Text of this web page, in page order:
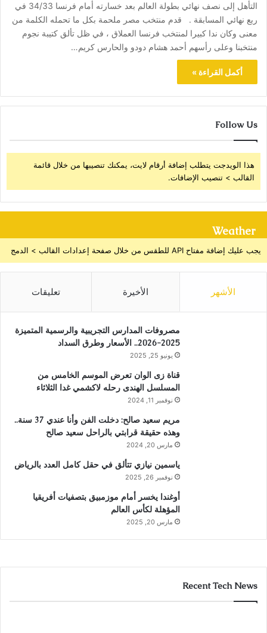
التأهل إلى نصف نهائي بطولة العالم بعد خسارته أمام فرنسا 34/33 في
ربع نهائي المسابقة . قدم منتخب مصر ملحمة بكل ما تحمله الكلمة من
معنى وكان ندا كبيرا لمنتخب فرنسا العملاق ، في ظل تألق كتيبة نجوم
منتخبنا وعلى رأسهم أحمد هشام دودو والحارس كريم…
أكمل القراءة »
Follow Us
هذا الويدجت يتطلب إضافة أرقام لايت، يمكنك تنصيبها من خلال قائمة
القالب > تنصيب الإضافات.
Weather
يجب عليك إضافة مفتاح API للطقس من خلال صفحة إعدادات القالب > الدمج
الأشهر الأخيرة تعليقات
مصروفات المدارس التجريبية والرسمية المتميزة
2025-2026.. الأسعار وطرق السداد
يونيو 25, 2025
قناة زى الوان تعرض الموسم الخامس من
المسلسل الهندى رحله لاكشمي غدا الثلاثاء
نوفمبر 11, 2024
مريم سعيد صالح: دخلت الفن وأنا عندي 37 سنة..
وهذه حقيقة قرابتي بالراحل سعيد صالح
مارس 20, 2024
ياسمين نيازي تتألق في حقل كامل العدد بالرياض
نوفمبر 26, 2025
أوغندا يخسر أمام موزمبيق بتصفيات أفريقيا
المؤهلة لكأس العالم
مارس 20, 2025
Recent Tech News